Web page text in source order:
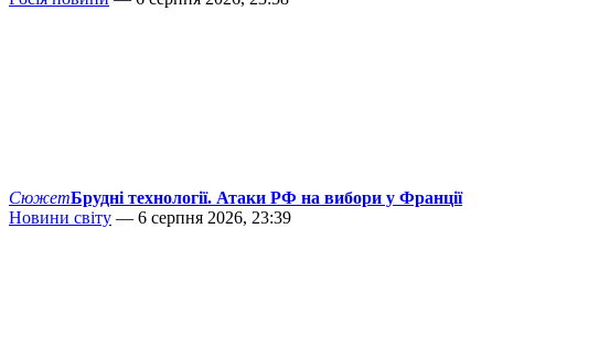
СюжетБрудні технології. Атаки РФ на вибори у Франції
Новини світу — 6 серпня 2026, 23:39